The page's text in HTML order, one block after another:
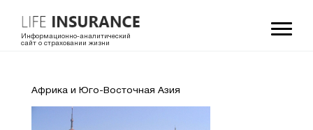
Информационно-аналитический
сайт о страховании жизни
Африка и Юго-Восточная Азия